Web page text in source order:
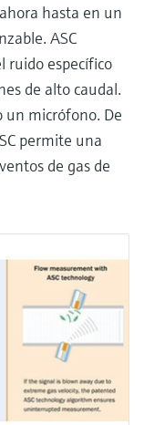
hasta en un
ASC
ruido específico
de alto caudal.
un micrófono. De
permite una
de gas de